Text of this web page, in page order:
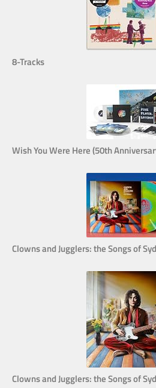
8-Tracks
Wish You Were Here (50th
Clowns and Jugglers: the Songs of
Clowns and Jugglers: the Songs of